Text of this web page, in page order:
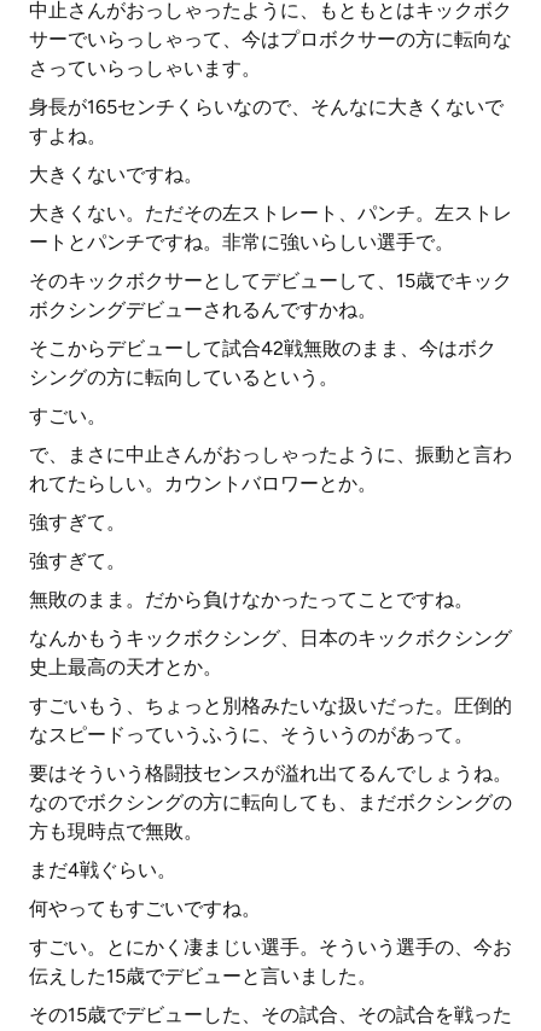
中止さんがおっしゃったように、もともとはキックボク
サーでいらっしゃって、今はプロボクサーの方に転向な
さっていらっしゃいます。
身長が165センチくらいなので、そんなに大きくないで
すよね。
大きくないですね。
大きくない。ただその左ストレート、パンチ。左ストレ
ートとパンチですね。非常に強いらしい選手で。
そのキックボクサーとしてデビューして、15歳でキック
ボクシングデビューされるんですかね。
そこからデビューして試合42戦無敗のまま、今はボク
シングの方に転向しているという。
すごい。
で、まさに中止さんがおっしゃったように、振動と言わ
れてたらしい。カウントバロワーとか。
強すぎて。
強すぎて。
無敗のまま。だから負けなかったってことですね。
なんかもうキックボクシング、日本のキックボクシング
史上最高の天才とか。
すごいもう、ちょっと別格みたいな扱いだった。圧倒的
なスピードっていうふうに、そういうのがあって。
要はそういう格闘技センスが溢れ出てるんでしょうね。
なのでボクシングの方に転向しても、まだボクシングの
方も現時点で無敗。
まだ4戦ぐらい。
何やってもすごいですね。
すごい。とにかく凄まじい選手。そういう選手の、今お
伝えした15歳でデビューと言いました。
その15歳でデビューした、その試合、その試合を戦った